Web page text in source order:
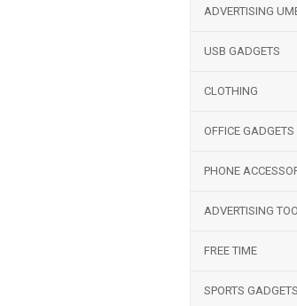
ADVERTISING
USB GADGETS
CLOTHING
OFFICE GADGETS
PHONE
ADVERTISING
FREE TIME
SPORTS GADGETS